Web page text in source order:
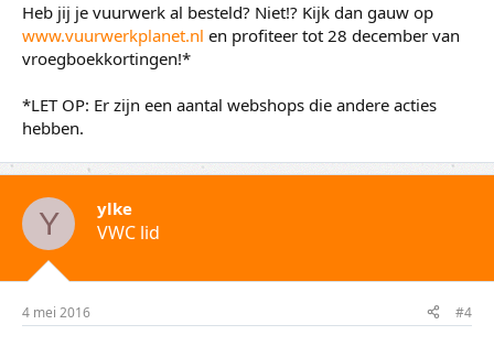
Heb jij je vuurwerk al besteld? Niet!? Kijk dan gauw op
www.vuurwerkplanet.nl en profiteer tot 28 december van
vroegboekkortingen!*
*LET OP: Er zijn een aantal webshops die andere acties
hebben.
Y ylke
VWC lid
4 mei 2016 #4